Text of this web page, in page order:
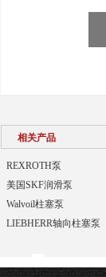
相关产品
REXROTH泵
美国SKF润滑泵
Walvoil柱塞泵
LIEBHERR轴向柱塞泵